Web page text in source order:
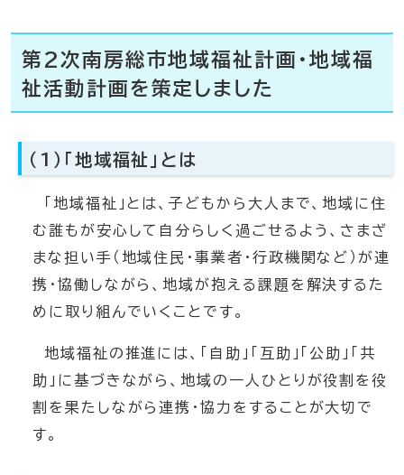
第2次南房総市地域福祉計画・地域福
祉活動計画を策定しました
（1）「地域福祉」とは
「地域福祉」とは、子どもから大人まで、地域に住
む誰もが安心して自分らしく過ごせるよう、さまざ
まな担い手（地域住民・事業者・行政機関など）が連
携・協働しながら、地域が抱える課題を解決するた
めに取り組んでいくことです。
地域福祉の推進には、「自助」「互助」「公助」「共
助」に基づきながら、地域の一人ひとりが役割を役
割を果たしながら連携・協力をすることが大切で
す。